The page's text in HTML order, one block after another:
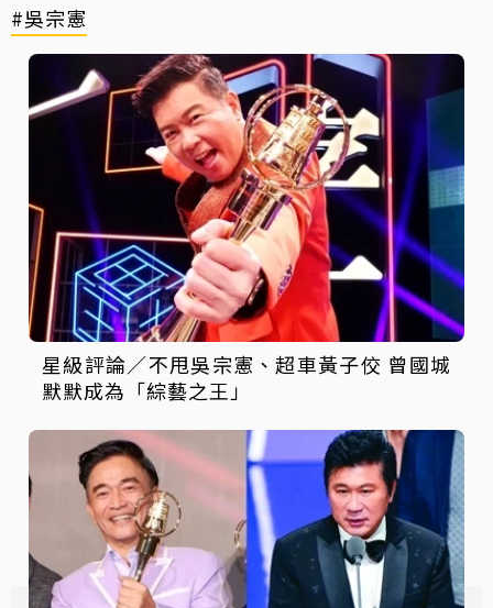
#吳宗憲
星級評論／不甩吳宗憲、超車黃子佼 曾國城
默默成為「綜藝之王」